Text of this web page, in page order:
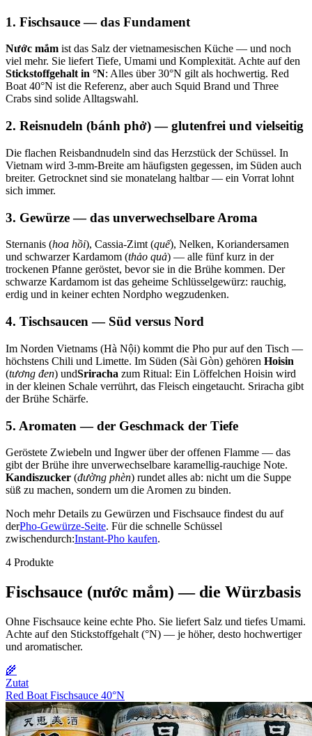
1. Fischsauce — das Fundament
Nước mắm ist das Salz der vietnamesischen Küche — und noch
viel mehr. Sie liefert Tiefe, Umami und Komplexität. Achte auf den
Stickstoffgehalt in °N: Alles über 30°N gilt als hochwertig. Red
Boat 40°N ist die Referenz, aber auch Squid Brand und Three
Crabs sind solide Alltagswahl.
2. Reisnudeln (bánh phở) — glutenfrei und vielseitig
Die flachen Reisbandnudeln sind das Herzstück der Schüssel. In
Vietnam wird 3-mm-Breite am häufigsten gegessen, im Süden auch
breiter. Getrocknet sind sie monatelang haltbar — ein Vorrat lohnt
sich immer.
3. Gewürze — das unverwechselbare Aroma
Sternanis (hoa hồi), Cassia-Zimt (quế), Nelken, Koriandersamen
und schwarzer Kardamom (thảo quả) — alle fünf kurz in der
trockenen Pfanne geröstet, bevor sie in die Brühe kommen. Der
schwarze Kardamom ist das geheime Schlüsselgewürz: rauchig,
erdig und in keiner echten Nordpho wegzudenken.
4. Tischsaucen — Süd versus Nord
Im Norden Vietnams (Hà Nội) kommt die Pho pur auf den Tisch —
höchstens Chili und Limette. Im Süden (Sài Gòn) gehören Hoisin
(tương đen) undSriracha zum Ritual: Ein Löffelchen Hoisin wird
in der kleinen Schale verrührt, das Fleisch eingetaucht. Sriracha gibt
der Brühe Schärfe.
5. Aromaten — der Geschmack der Tiefe
Geröstete Zwiebeln und Ingwer über der offenen Flamme — das
gibt der Brühe ihre unverwechselbare karamellig-rauchige Note.
Kandiszucker (đường phèn) rundet alles ab: nicht um die Suppe
süß zu machen, sondern um die Aromen zu binden.
Noch mehr Details zu Gewürzen und Fischsauce findest du auf
derPho-Gewürze-Seite. Für die schnelle Schüssel
zwischendurch:Instant-Pho kaufen.
4 Produkte
Fischsauce (nước mắm) — die Würzbasis
Ohne Fischsauce keine echte Pho. Sie liefert Salz und tiefes Umami.
Achte auf den Stickstoffgehalt (°N) — je höher, desto hochwertiger
und aromatischer.
🌾
Zutat
Red Boat Fischsauce 40°N